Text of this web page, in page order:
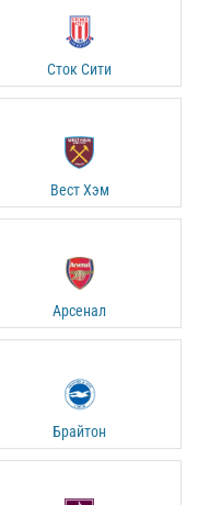
Сток Сити
Вест Хэм
Арсенал
Брайтон